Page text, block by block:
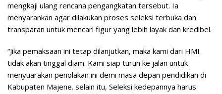
mengkaji ulang rencana pengangkatan tersebut. Ia
menyarankan agar dilakukan proses seleksi terbuka dan
transparan untuk mencari figur yang lebih layak dan kredibel.
“Jika pemaksaan ini tetap dilanjutkan, maka kami dari HMI
tidak akan tinggal diam. Kami siap turun ke jalan untuk
menyuarakan penolakan ini demi masa depan pendidikan di
Kabupaten Majene. selain itu, Seleksi kedepannya harus